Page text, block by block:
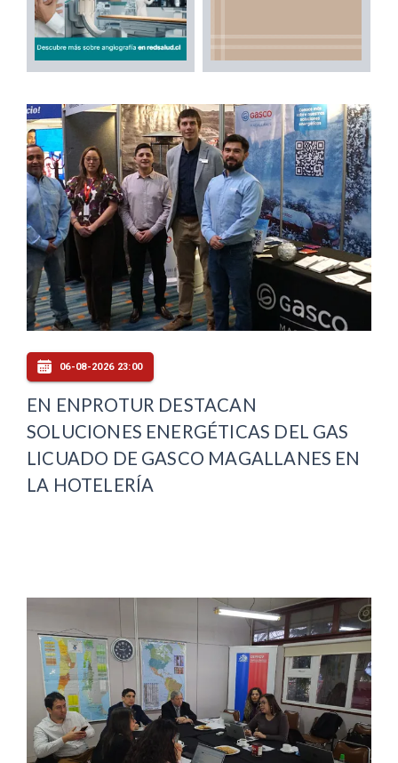
06-08-2026 23:00
EN ENPROTUR DESTACAN
SOLUCIONES ENERGÉTICAS DEL GAS
LICUADO DE GASCO MAGALLANES EN
LA HOTELERÍA